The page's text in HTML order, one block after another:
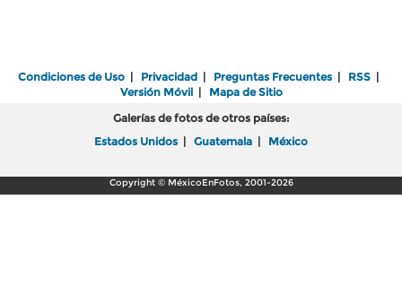
Condiciones de Uso | Privacidad | Preguntas Frecuentes | RSS |
Versión Móvil| Mapa de Sitio
Galerías de fotos de otros países:
Estados Unidos | Guatemala | México
Copyright © MéxicoEnFotos, 2001-2026